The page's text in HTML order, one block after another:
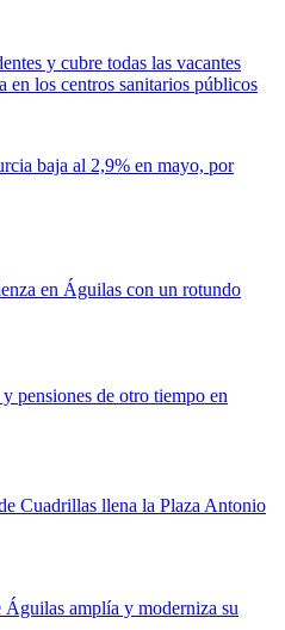
y cubre todas las vacantes
en los centros sanitarios públicos
baja al 2,9% en mayo, por
en Águilas con un rotundo
pensiones de otro tiempo en
Cuadrillas llena la Plaza Antonio
amplía y moderniza su